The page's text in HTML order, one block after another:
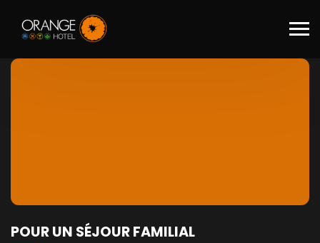
POUR UN SÉJOUR FAMILIAL